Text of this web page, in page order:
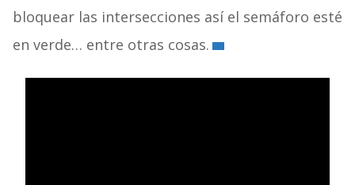
bloquear las intersecciones así el semáforo esté
en verde… entre otras cosas.